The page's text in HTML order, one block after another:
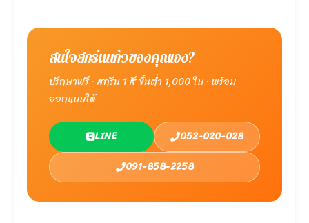
สนใจสกรีนแก้วของคุณเอง?
ปรึกษาฟรี · สกรีน 1 สี ขั้นต่ำ 1,000 ใบ · พร้อม
ออกแบบให้
LINE
052-020-028
091-858-2258